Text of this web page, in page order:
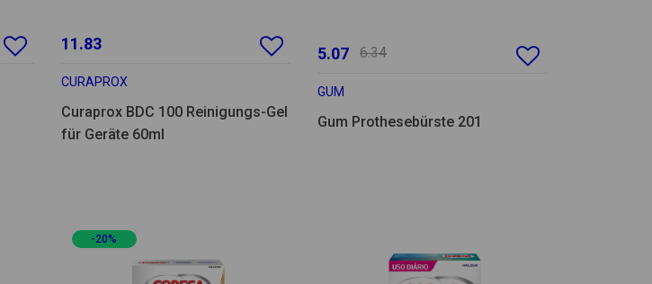
11.83
CURAPROX
Curaprox BDC 100 Reinigungs-Gel
für Geräte 60ml
5.07 6.34
GUM
Gum Prothesebürste 201
-20%